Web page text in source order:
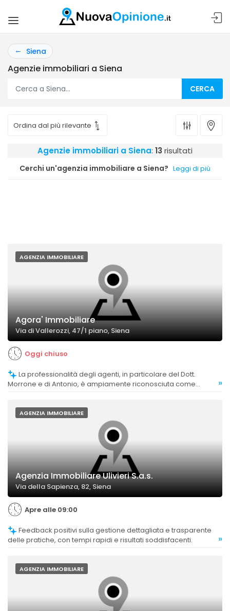
Siena
Agenzie immobiliari a Siena
CERCA
Agenzie immobiliari a Siena: 13 risultati
Cerchi un'agenzia immobiliare a Siena? Leggi di più
AGENZIA IMMOBILIARE
Agora' Immobiliare
Via di Vallerozzi, 47/1 piano, Siena
Oggi chiuso
Morrone e di Antonio, è ampiamente riconosciuta come
»
AGENZIA IMMOBILIARE
Agenzia Immobiliare Ulivieri S.a.s.
Via della Sapienza, 82, Siena
Apre alle 09:00
delle pratiche, con tempi rapidi e risultati soddisfacenti.
»
AGENZIA IMMOBILIARE